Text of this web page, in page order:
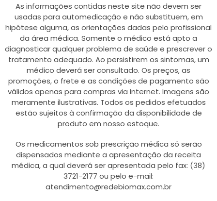
As informações contidas neste site não devem ser
usadas para automedicação e não substituem, em
hipótese alguma, as orientações dadas pelo profissional
da área médica. Somente o médico está apto a
diagnosticar qualquer problema de saúde e prescrever o
tratamento adequado. Ao persistirem os sintomas, um
médico deverá ser consultado. Os preços, as
promoções, o frete e as condições de pagamento são
válidos apenas para compras via Internet. Imagens são
meramente ilustrativas. Todos os pedidos efetuados
estão sujeitos à confirmação da disponibilidade de
produto em nosso estoque.
Os medicamentos sob prescrição médica só serão
dispensados mediante a apresentação da receita
médica, a qual deverá ser apresentada pelo fax: (38)
3721-2177 ou pelo e-mail:
atendimento@redebiomax.com.br